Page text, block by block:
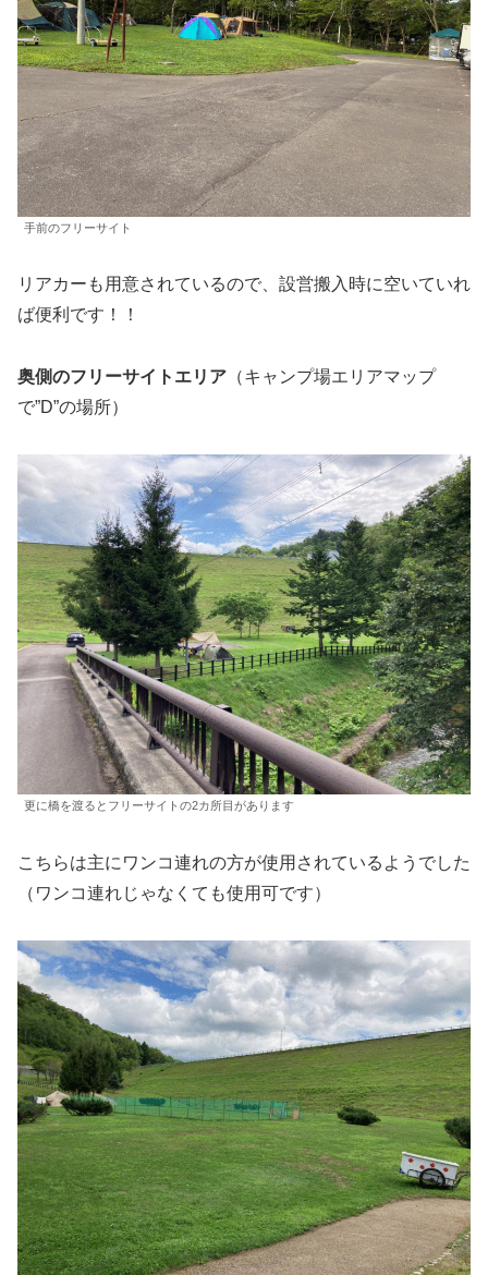
手前のフリーサイト
リアカーも用意されているので、設営搬入時に空いていれ
ば便利です！！
奥側のフリーサイトエリア （キャンプ場エリアマップ
で”D”の場所）
更に橋を渡るとフリーサイトの2カ所目があります
こちらは主にワンコ連れの方が使用されているようでした
（ワンコ連れじゃなくても使用可です）